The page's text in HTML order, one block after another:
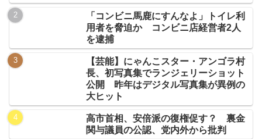
「コンビニ馬鹿にすんなよ」トイレ利
用者を脅迫か コンビニ店経営者2人
を逮捕
【芸能】にゃんこスター・アンゴラ村
長、初写真集でランジェリーショット
公開 昨年はデジタル写真集が異例の
大ヒット
高市首相、安倍派の復権促す？ 裏金
関与議員の公認、党内外から批判